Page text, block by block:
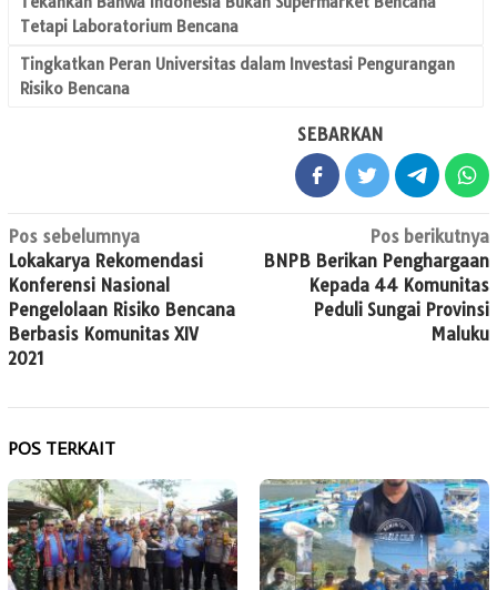
Tetapi Laboratorium Bencana
Tingkatkan Peran Universitas dalam Investasi Pengurangan
Risiko Bencana
SEBARKAN
Navigasi
pos
Pos sebelumnya
Lokakarya Rekomendasi
Konferensi Nasional
Pengelolaan Risiko Bencana
Berbasis Komunitas XIV
2021
Pos berikutnya
BNPB Berikan Penghargaan
Kepada 44 Komunitas
Peduli Sungai Provinsi
Maluku
POS TERKAIT